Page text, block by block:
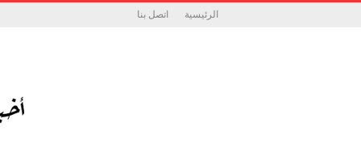
الرئيسية اتصل بنا